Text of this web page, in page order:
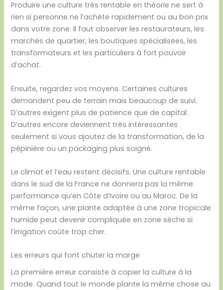
Produire une culture très rentable en théorie ne sert à
rien si personne ne l’achète rapidement ou au bon prix
dans votre zone. Il faut observer les restaurateurs, les
marchés de quartier, les boutiques spécialisées, les
transformateurs et les particuliers à fort pouvoir
d’achat.
Ensuite, regardez vos moyens. Certaines cultures
demandent peu de terrain mais beaucoup de suivi.
D’autres exigent plus de patience que de capital.
D’autres encore deviennent très intéressantes
seulement si vous ajoutez de la transformation, de la
pépinière ou un packaging plus soigné.
Le climat et l’eau restent décisifs. Une culture rentable
dans le sud de la France ne donnera pas la même
performance qu’en Côte d’Ivoire ou au Maroc. De la
même façon, une plante adaptée à une zone tropicale
humide peut devenir compliquée en zone sèche si
l’irrigation coûte trop cher.
Les erreurs qui font chuter la marge
La première erreur consiste à copier la culture à la
mode. Quand tout le monde plante la même chose au